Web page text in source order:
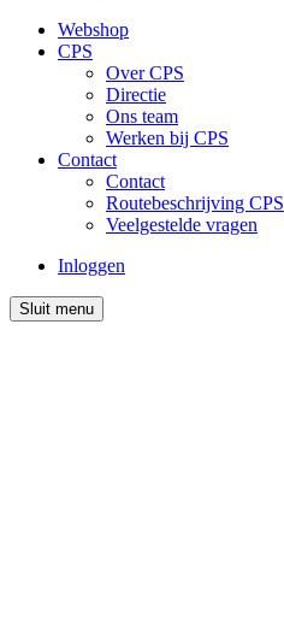
Webshop
CPS
Over CPS
Directie
Ons team
Werken bij CPS
Contact
Contact
Routebeschrijving CPS
Veelgestelde vragen
Inloggen
Sluit menu